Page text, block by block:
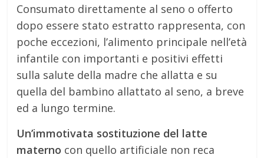
Consumato direttamente al seno o offerto
dopo essere stato estratto rappresenta, con
poche eccezioni, l’alimento principale nell’età
infantile con importanti e positivi effetti
sulla salute della madre che allatta e su
quella del bambino allattato al seno, a breve
ed a lungo termine.
Un’immotivata sostituzione del latte
materno con quello artificiale non reca